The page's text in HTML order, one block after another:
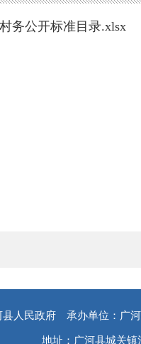
务公开标准目录.xlsx
县人民政府 承办单位：广
地址：广河县城关